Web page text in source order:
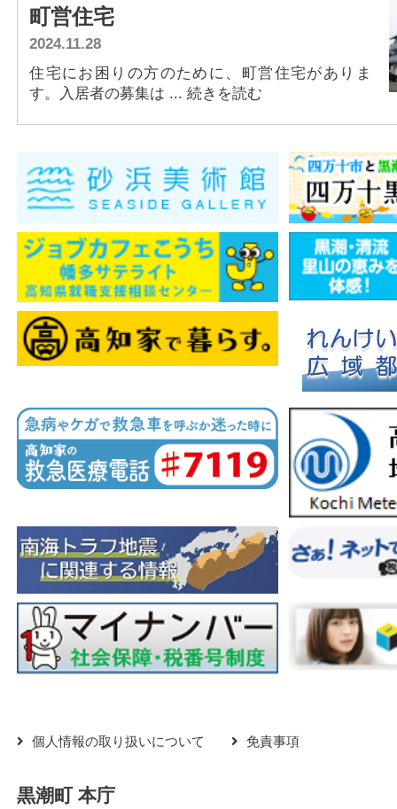
町営住宅
2024.11.28
住宅にお困りの方のために、町営住宅がありま
す。入居者の募集は ... 続きを読む
個人情報の取り扱いについて 免責事項
黒潮町 本庁